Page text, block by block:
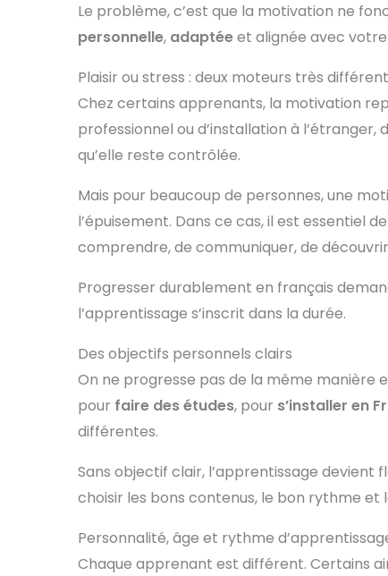
Le problème, c’est que la motivation ne
personnelle, adaptéeet alignée avec
Plaisir ou stress : deux moteurs très
Chez certains apprenants, la motivation
professionnel ou d’installation à
qu’elle reste contrôlée.
Mais pour beaucoup de personnes, une
l’épuisement. Dans ce cas, il est essentiel
comprendre, de communiquer, de
Progresser durablement en français
l’apprentissage s’inscrit dans la durée.
Des objectifs personnels clairs
On ne progresse pas de la même manière
pour faire des études, pour s’installer en
différentes.
Sans objectif clair, l’apprentissage devient
choisir les bons contenus, le bon rythme et
Personnalité, âge et rythme
Chaque apprenant est différent. Certains